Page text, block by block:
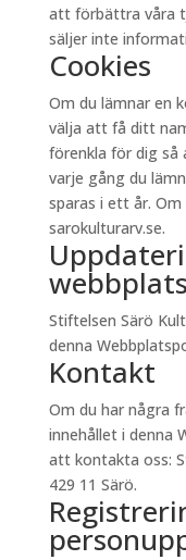
att förbättra våra
säljer inte
Cookies
Om du lämnar en
välja att få ditt
förenkla för dig så
varje gång du
sparas i ett år.
sarokulturarv.se.
Stiftelsen Särö
denna
Kontakt
Om du har några
innehållet i denna
att kontakta oss:
429 11 Särö.